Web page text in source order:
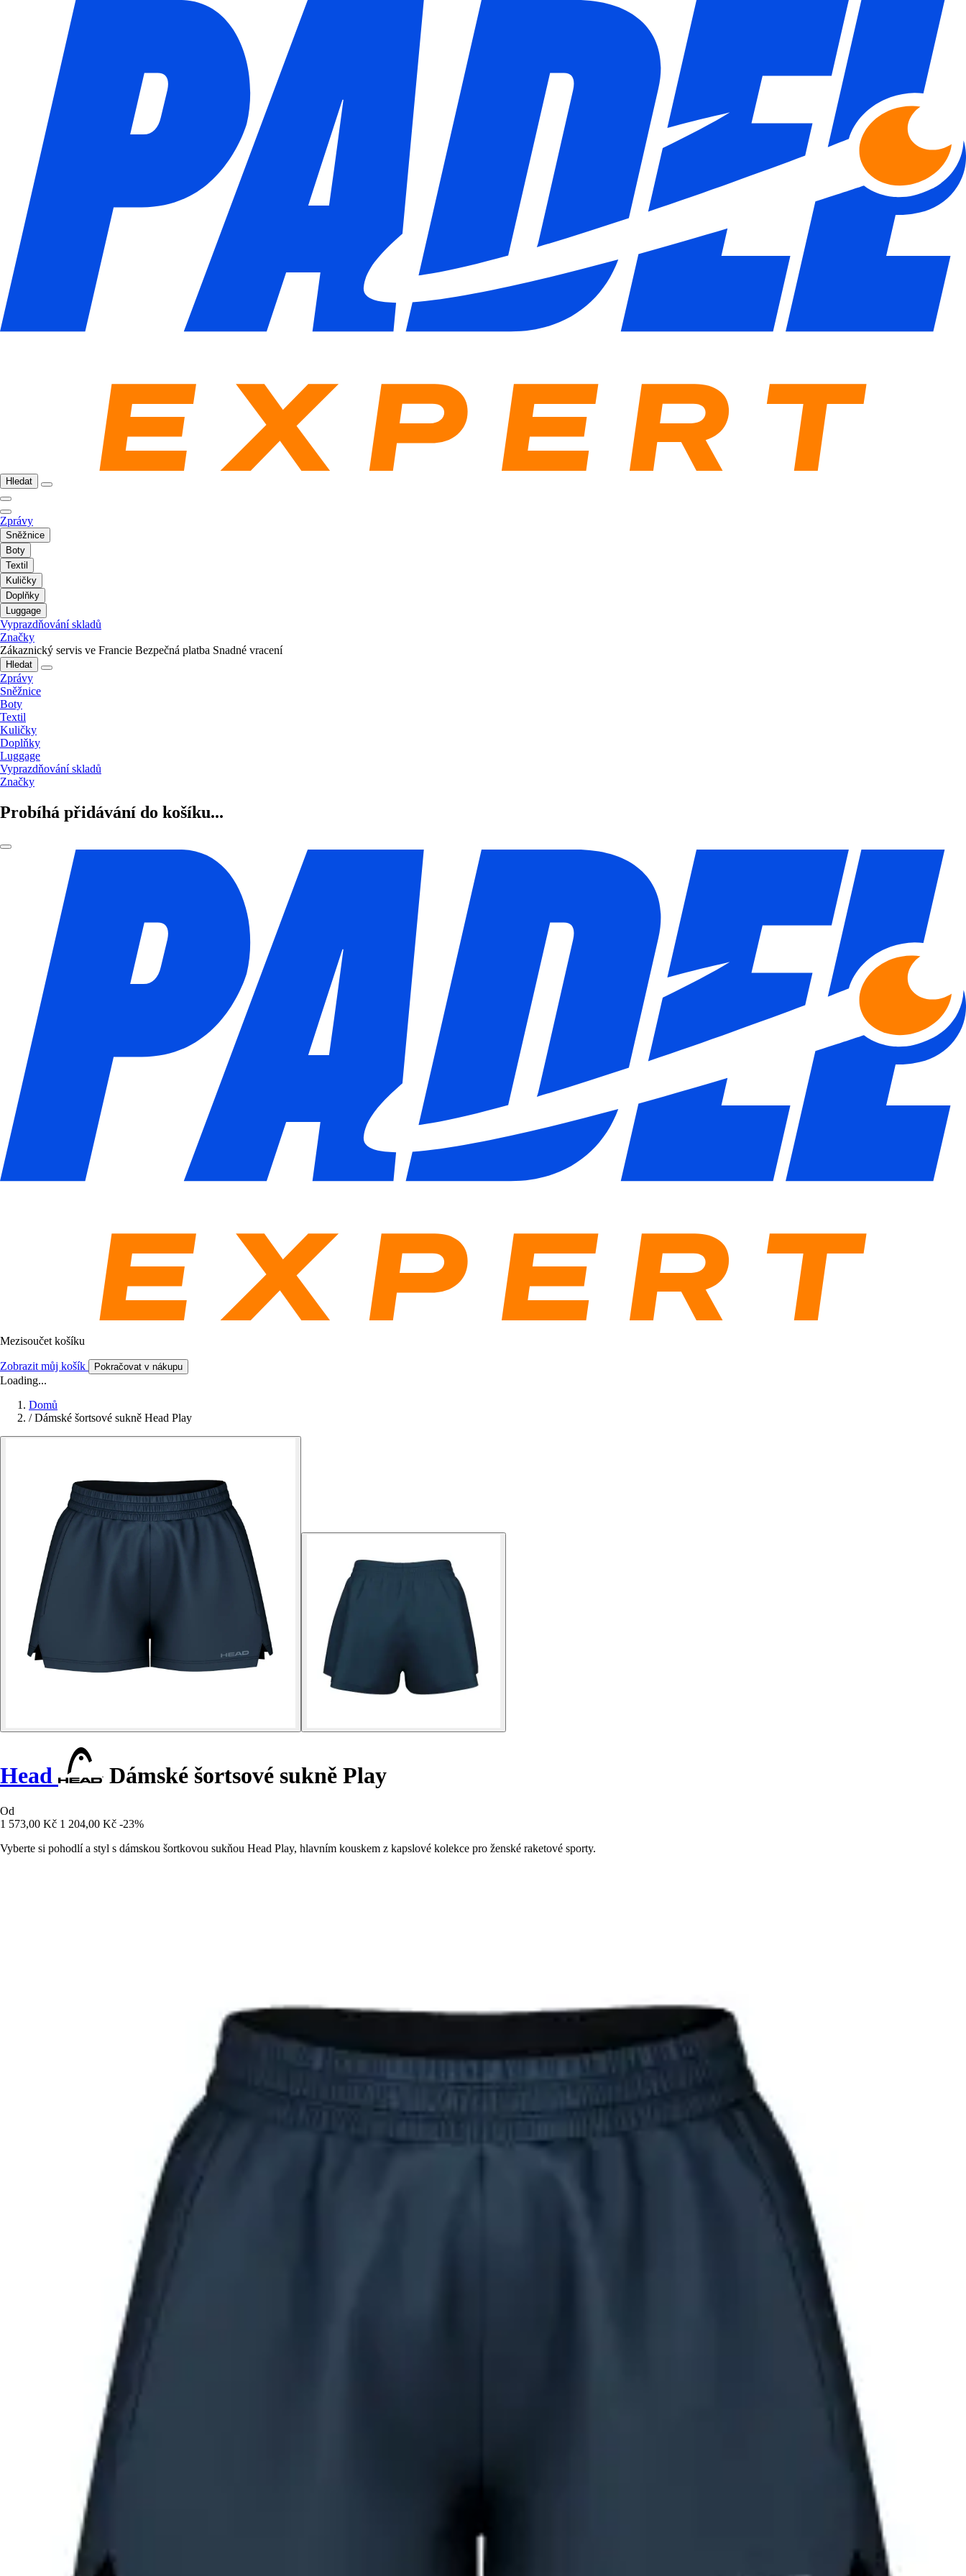
Hledat
Zprávy
Sněžnice
Boty
Textil
Kuličky
Doplňky
Luggage
Vyprazdňování skladů
Značky
Zákaznický servis ve Francie Bezpečná platba Snadné vracení
Hledat
Zprávy
Sněžnice
Boty
Textil
Kuličky
Doplňky
Luggage
Vyprazdňování skladů
Značky
Probíhá přidávání do košíku...
Mezisoučet košíku
Zobrazit můj košík Pokračovat v nákupu
Loading...
Domů
/ Dámské šortsové sukně Head Play
Head Dámské šortsové sukně Play
Od
1 573,00 Kč 1 204,00 Kč -23%
Vyberte si pohodlí a styl s dámskou šortkovou sukňou Head Play, hlavním kouskem z kapslové kolekce pro ženské raketové sporty.